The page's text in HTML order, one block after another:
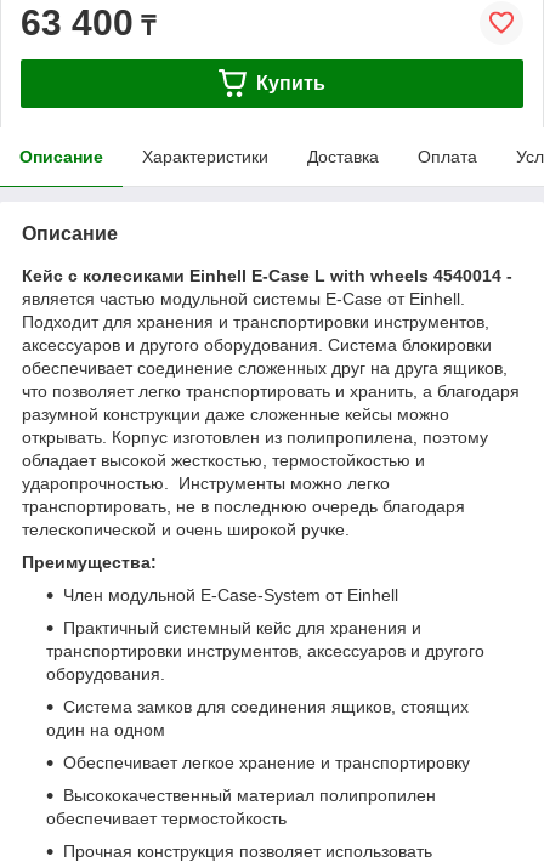
63 400 ₸
Купить
Описание Характеристики Доставка Оплата
Описание
Кейс с колесиками Einhell E-Case L with wheels 4540014 -
является частью модульной системы E-Case от Einhell.
Подходит для хранения и транспортировки инструментов,
аксессуаров и другого оборудования. Система блокировки
обеспечивает соединение сложенных друг на друга ящиков,
что позволяет легко транспортировать и хранить, а благодаря
разумной конструкции даже сложенные кейсы можно
открывать. Корпус изготовлен из полипропилена, поэтому
обладает высокой жесткостью, термостойкостью и
ударопрочностью. Инструменты можно легко
транспортировать, не в последнюю очередь благодаря
телескопической и очень широкой ручке.
Преимущества:
Член модульной E-Case-System от Einhell
Практичный системный кейс для хранения и
транспортировки инструментов, аксессуаров и другого
оборудования.
Система замков для соединения ящиков, стоящих
один на одном
Обеспечивает легкое хранение и транспортировку
Высококачественный материал полипропилен
обеспечивает термостойкость
Прочная конструкция позволяет использовать